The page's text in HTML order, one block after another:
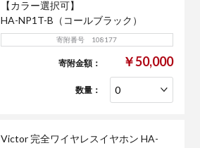
【カラー選択可】
HA-NP1T-B（コールブラック）
寄附番号 108177
寄附金額： ￥50,000
数量：
Victor 完全ワイヤレスイヤホン HA-